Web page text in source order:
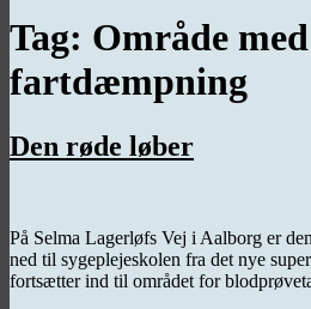
Tag: Område med
fartdæmpning
Den røde løber
På Selma Lagerløfs Vej i Aalborg er
ned til sygeplejeskolen fra det nye
fortsætter ind til området for